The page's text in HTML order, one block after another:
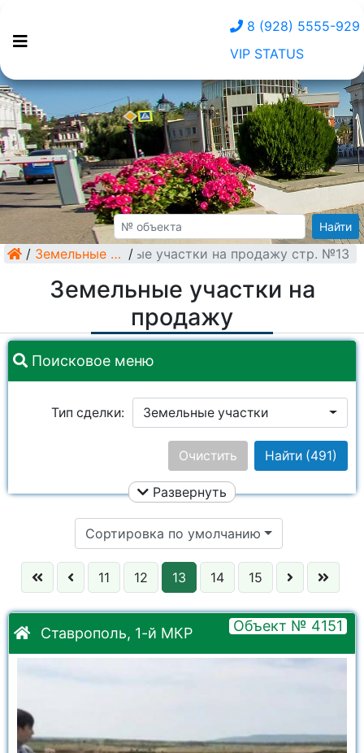
8 (928) 5555-929
VIP STATUS
Найти
/ Земельные участки /
Земельные участки на продажу стр. №13
Земельные участки на
продажу
Поисковое меню
Тип сделки: Земельные участки
Улица: Ничего не выбрано
Район: Ничего не выбрано
Город: Ничего не выбрано
Найти (491)
Очистить
Развернуть
Сортировка по умолчанию
11 12 13 14 15
Ставрополь, 1-й МКР Объект № 4151